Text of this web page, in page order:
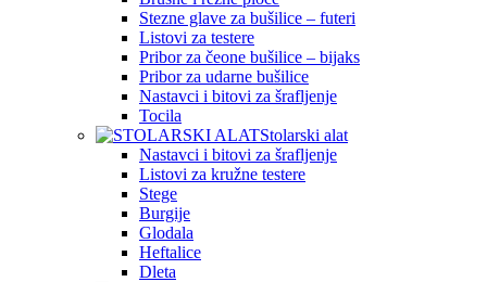
Stezne glave za bušilice – futeri
Listovi za testere
Pribor za čeone bušilice – bijaks
Pribor za udarne bušilice
Nastavci i bitovi za šrafljenje
Tocila
Stolarski alat
Nastavci i bitovi za šrafljenje
Listovi za kružne testere
Stege
Burgije
Glodala
Heftalice
Dleta